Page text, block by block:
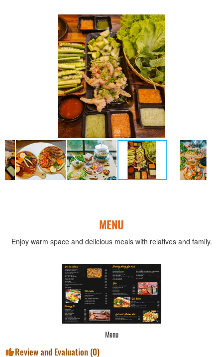
MENU
Enjoy warm space and delicious meals with relatives and family.
Menu
Review and Evaluation (0)